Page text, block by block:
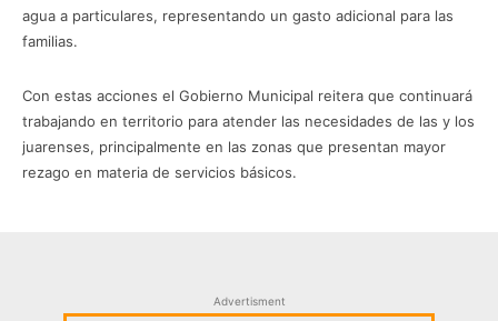
agua a particulares, representando un gasto adicional para las
familias.
Con estas acciones el Gobierno Municipal reitera que continuará
trabajando en territorio para atender las necesidades de las y los
juarenses, principalmente en las zonas que presentan mayor
rezago en materia de servicios básicos.
Advertisment